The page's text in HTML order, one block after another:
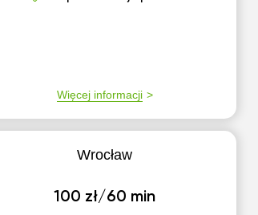
Więcej informacji
Wrocław
100 zł/60 min